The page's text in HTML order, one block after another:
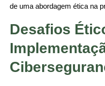
de uma abordagem ética na
Desafios